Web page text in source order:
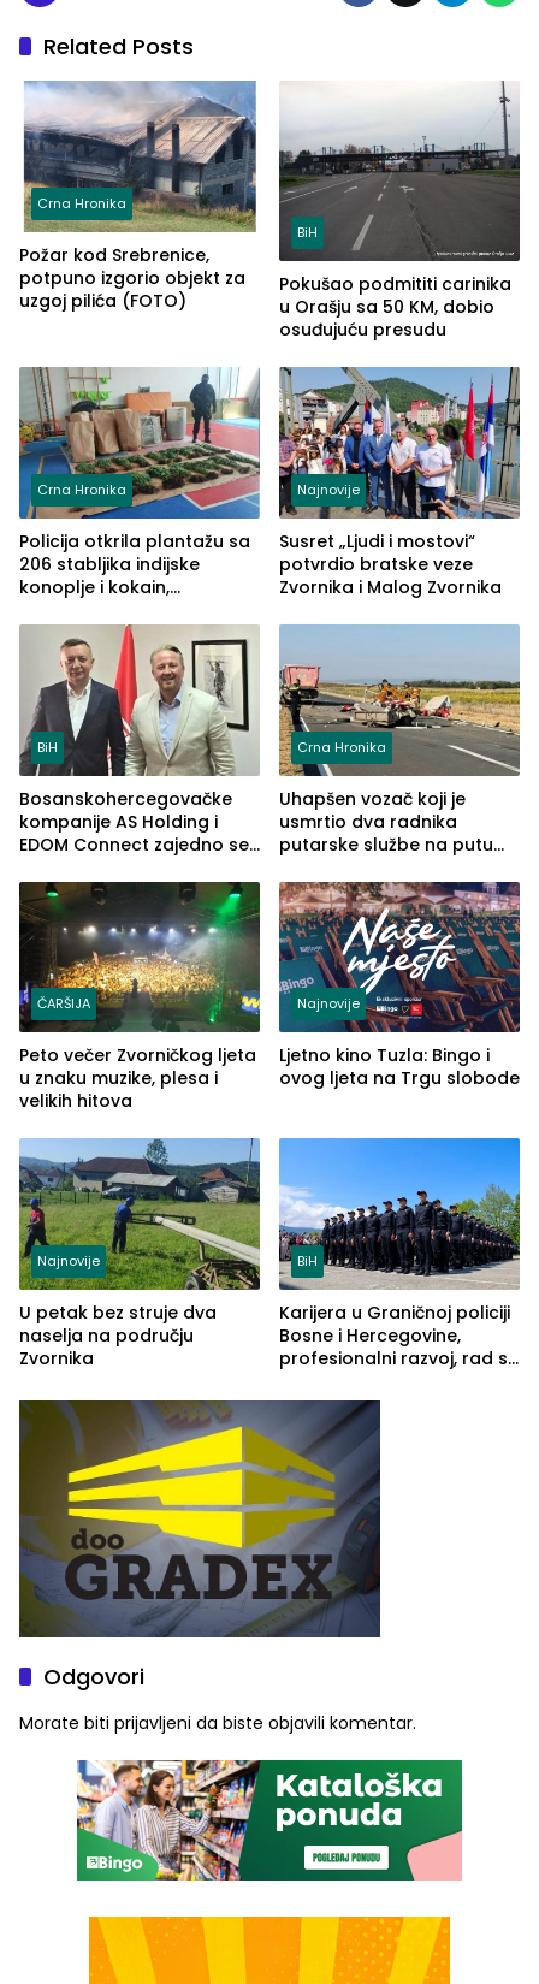
Related Posts
Crna Hronika
Požar kod Srebrenice,
potpuno izgorio objekt za
uzgoj pilića (FOTO)
BiH
Pokušao podmititi carinika
u Orašju sa 50 KM, dobio
osuđujuću presudu
Crna Hronika
Policija otkrila plantažu sa
206 stabljika indijske
konoplje i kokain,
(FOTO)
Najnovije
Susret „Ljudi i mostovi“
potvrdio bratske veze
Zvornika i Malog Zvornika
BiH
Bosanskohercegovačke
kompanije AS Holding i
EDOM Connect zajedno se
Crna Hronika
Uhapšen vozač koji je
usmrtio dva radnika
putarske službe na putu
(FOTO)
ČARŠIJA
Peto večer Zvorničkog ljeta
u znaku muzike, plesa i
velikih hitova
Najnovije
Ljetno kino Tuzla: Bingo i
ovog ljeta na Trgu slobode
Najnovije
U petak bez struje dva
naselja na području
Zvornika
BiH
Karijera u Graničnoj policiji
Bosne i Hercegovine,
profesionalni razvoj, rad sa
služba građanima
Odgovori
Morate biti prijavljeni da biste objavili komentar.